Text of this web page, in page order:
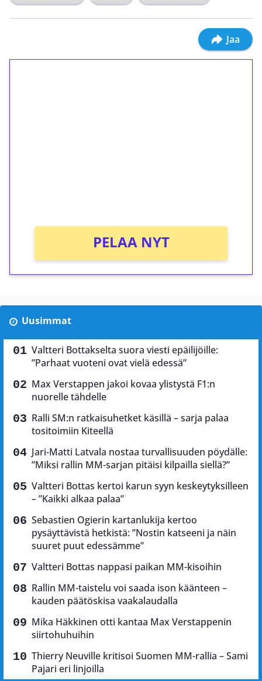
Jaa
PELAA NYT
Uusimmat
Valtteri Bottakselta suora viesti epäilijöille:
”Parhaat vuoteni ovat vielä edessä”
Max Verstappen jakoi kovaa ylistystä F1:n
nuorelle tähdelle
Ralli SM:n ratkaisuhetket käsillä – sarja palaa
tositoimiin Kiteellä
Jari-Matti Latvala nostaa turvallisuuden pöydälle:
”Miksi rallin MM-sarjan pitäisi kilpailla siellä?”
Valtteri Bottas kertoi karun syyn keskeytyksilleen
– ”Kaikki alkaa palaa”
Sebastien Ogierin kartanlukija kertoo
pysäyttävistä hetkistä: ”Nostin katseeni ja näin
suuret puut edessämme”
Valtteri Bottas nappasi paikan MM-kisoihin
Rallin MM-taistelu voi saada ison käänteen –
kauden päätöskisa vaakalaudalla
Mika Häkkinen otti kantaa Max Verstappenin
siirtohuhuihin
Thierry Neuville kritisoi Suomen MM-rallia – Sami
Pajari eri linjoilla